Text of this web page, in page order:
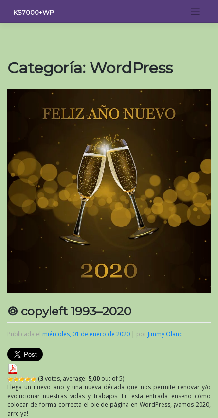
contenido
KS7000+WP
Categoría: WordPress
🄯 copyleft 1993–2020
Publicada el miércoles, 01 de enero de 2020 | por Jimmy Olano
(3votes, average: 5,00 out of 5)
Llega un nuevo año y una nueva década que nos permite renovar y/o
evolucionar nuestras vidas y trabajos. En esta entrada enseño cómo
colocar de forma correcta el pie de página en WordPress, ¡vamos 2020,
arre ya!